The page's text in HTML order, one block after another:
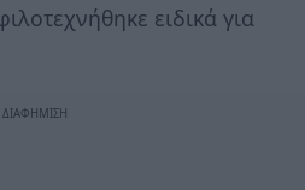
ειδικά για